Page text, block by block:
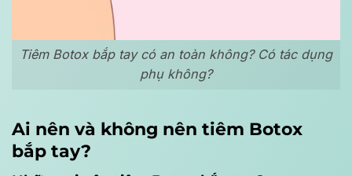
Tiêm Botox bắp tay có an toàn không? Có tác dụng
phụ không?
Ai nên và không nên tiêm Botox
bắp tay?